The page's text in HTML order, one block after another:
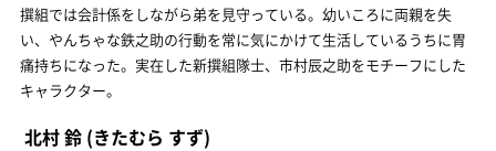
撰組では会計係をしながら弟を見守っている。幼いころに両親を失
い、やんちゃな鉄之助の行動を常に気にかけて生活しているうちに胃
痛持ちになった。実在した新撰組隊士、市村辰之助をモチーフにした
キャラクター。
北村 鈴 (きたむら すず)